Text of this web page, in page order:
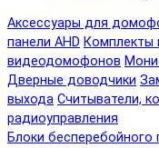
Аксессуары для
панели AHD
видеодомофонов
Дверные доводчики
выхода Считыватели,
радиоуправления
Блоки бесперебойного